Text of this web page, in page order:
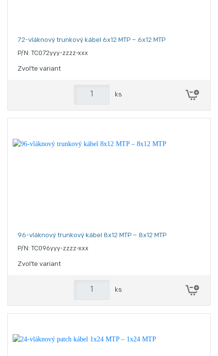
72-vláknový trunkový kábel 6x12 MTP – 6x12 MTP
P/N: TC072yyy-zzzz-xxx
Zvoľte variant
ks
96-vláknový trunkový kábel 8x12 MTP – 8x12 MTP
P/N: TC096yyy-zzzz-xxx
Zvoľte variant
ks